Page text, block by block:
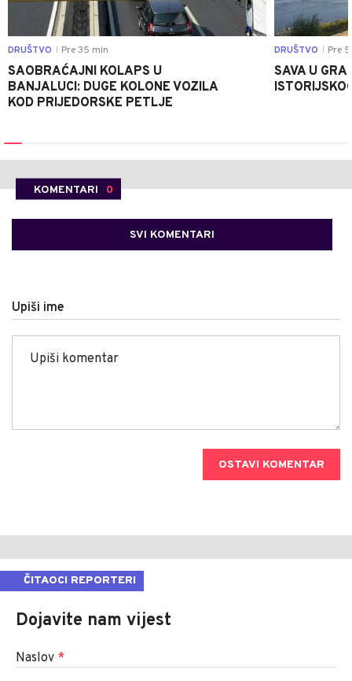
DRUŠTVO Pre 35 min
SAOBRAĆAJNI KOLAPS U
BANJALUCI: DUGE KOLONE VOZILA
KOD PRIJEDORSKE PETLJE
DRUŠTVO Pre
SAVA U
KOMENTARI 0
SVI KOMENTARI
Upiši ime
OSTAVI KOMENTAR
ČITAOCI REPORTERI
Dojavite nam vijest
Naslov *